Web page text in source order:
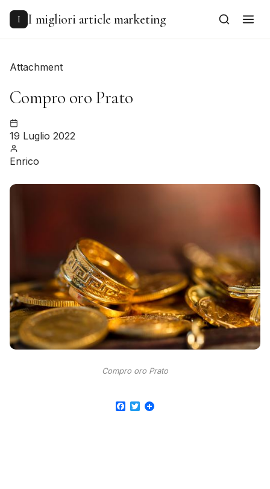
content
I I migliori article marketing
Attachment
Compro oro Prato
19 Luglio 2022
Enrico
Compro oro Prato
Facebook
Twitter